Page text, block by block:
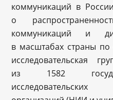
коммуникаций в
о
коммуникаций и
в масштабах страны
исследовательская
из 1582